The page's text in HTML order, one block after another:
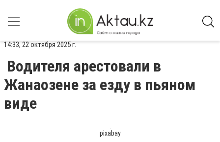
14:33, 22 октября 2025 г.
Водителя арестовали в
Жанаозене за езду в пьяном
виде
pixabay